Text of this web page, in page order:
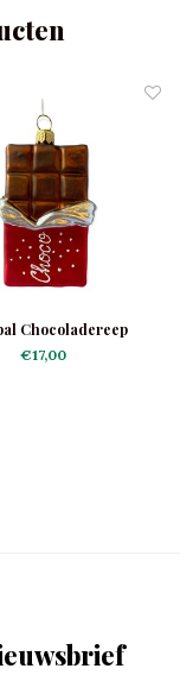
Chocoladereep
€17,00